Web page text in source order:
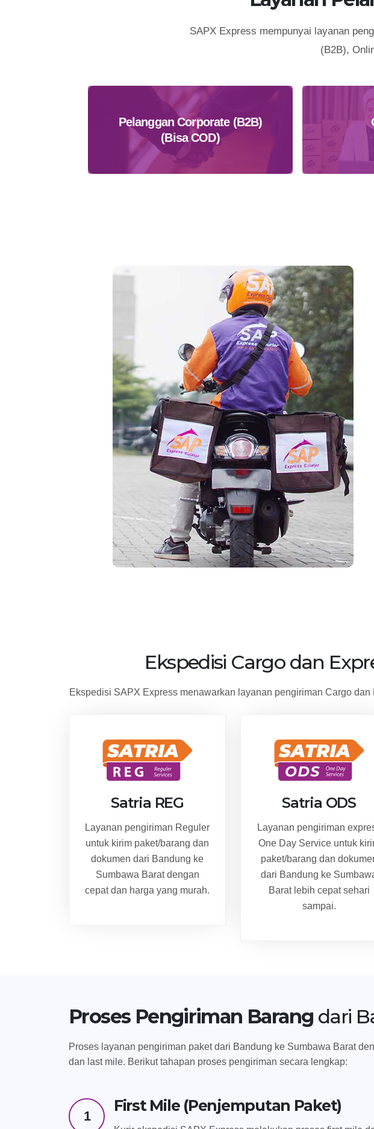
SAPX Express mempunyai layanan
(B2B),
Pelanggan Corporate (B2B)
(Bisa COD)
Ekspedisi Cargo dan
Ekspedisi SAPX Express menawarkan layanan pengiriman Cargo
Satria REG
Layanan pengiriman Reguler
untuk kirim paket/barang dan
dokumen dari Bandung ke
Sumbawa Barat dengan
cepat dan harga yang murah.
Satria ODS
Layanan pengiriman
One Day Service untuk
paket/barang dan
dari Bandung ke
Barat lebih cepat sehari
sampai.
Proses Pengiriman Barang dari
Proses layanan pengiriman paket dari Bandung ke Sumbawa Barat
dan last mile. Berikut tahapan proses pengiriman secara lengkap:
1
First Mile (Penjemputan Paket)